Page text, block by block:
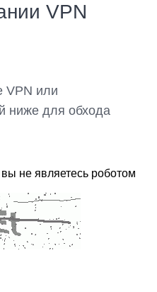
VPN
VPN или
ниже для обхода
не являетесь роботом